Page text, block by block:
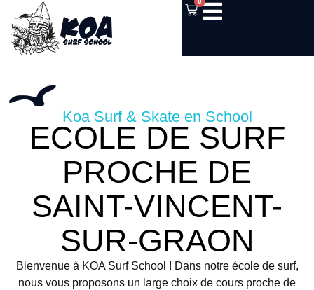
Koa Surf & Skate en School
ECOLE DE SURF
PROCHE DE
SAINT-VINCENT-
SUR-GRAON
Bienvenue à KOA Surf School ! Dans notre école de surf,
nous vous proposons un large choix de cours proche de